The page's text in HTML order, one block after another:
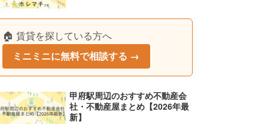
🏠 賃貸を探している方へ
ミニミニに無料で相談する →
甲府駅周辺のおすすめ不動産会
社・不動産屋まとめ【2026年最
新】